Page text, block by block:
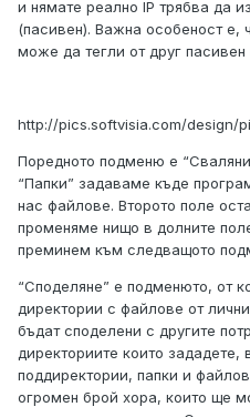
и нямате реално IP трябва да
(пасивен). Важна особеност е,
може да тегли от друг пасивен
http://pics.softvisia.com/design/
Поредното подменю е
“Папки” задаваме къде
нас файлове. Второто поле
променяме нищо в долните
преминем към следващото
“Споделяне” е подменюто, от
директории с файлове от
бъдат споделени с другите
директориите които зададете,
поддиректории, папки и
огромен брой хора, които ще